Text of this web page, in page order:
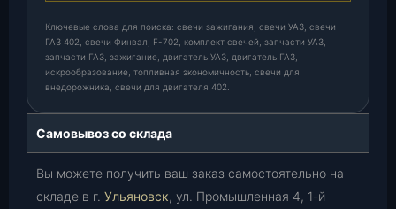
Ключевые слова для поиска: свечи зажигания, свечи УАЗ, свечи
ГАЗ 402, свечи Финвал, F-702, комплект свечей, запчасти УАЗ,
запчасти ГАЗ, зажигание, двигатель УАЗ, двигатель ГАЗ,
искрообразование, топливная экономичность, свечи для
внедорожника, свечи для двигателя 402.
Самовывоз со склада
Вы можете получить ваш заказ самостоятельно на
складе в г. Ульяновск, ул. Промышленная 4, 1-й